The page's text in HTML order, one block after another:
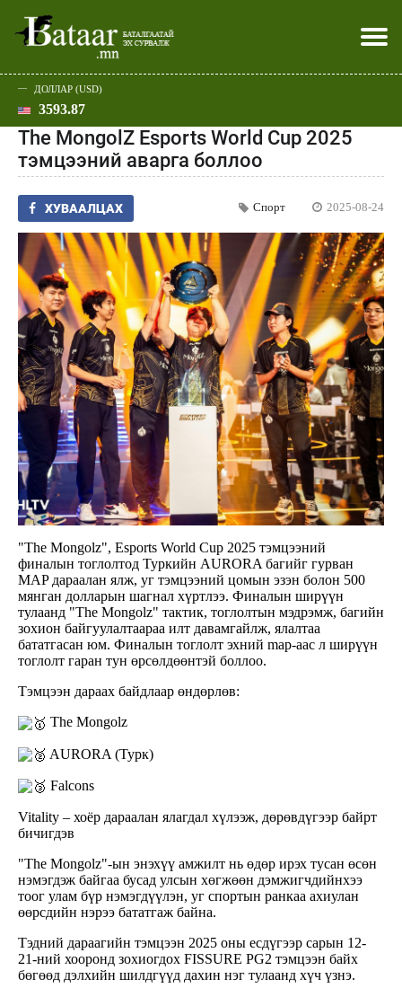
Эхлэл
Улс төр
Нийгэм
Эдийн засаг
Дэлхий
Спорт
Шар
Батаар юу хэлэв
Хэвлэл мэдээллээр
ДОЛЛАР (USD)
3593.87
The MongolZ Esports World Cup 2025
тэмцээний аварга боллоо
ХУВААЛЦАХ Спорт 2025-08-24
"The Mongolz", Esports World Cup 2025 тэмцээний
финалын тоглолтод Туркийн AURORA багийг гурван
MAP дараалан ялж, уг тэмцээний цомын эзэн болон 500
мянган долларын шагнал хүртлээ. Финалын ширүүн
тулаанд "The Mongolz" тактик, тоглолтын мэдрэмж, багийн
зохион байгуулалтаараа илт давамгайлж, ялалтаа
бататгасан юм. Финалын тоглолт эхний map-аас л ширүүн
тоглолт гаран тун өрсөлдөөнтэй боллоо.
Тэмцээн дараах байдлаар өндөрлөв:
The Mongolz
AURORA (Турк)
Falcons
Vitality – хоёр дараалан ялагдал хүлээж, дөрөвдүгээр байрт
бичигдэв
"The Mongolz"-ын энэхүү амжилт нь өдөр ирэх тусан өсөн
нэмэгдэж байгаа бусад улсын хөгжөөн дэмжигчдийнхээ
тоог улам бүр нэмэгдүүлэн, уг спортын ранкаа ахиулан
өөрсдийн нэрээ бататгаж байна.
Тэдний дараагийн тэмцээн 2025 оны есдүгээр сарын 12-
21-ний хооронд зохиогдох FISSURE PG2 тэмцээн байх
бөгөөд дэлхийн шилдгүүд дахин нэг тулаанд хүч үзнэ.